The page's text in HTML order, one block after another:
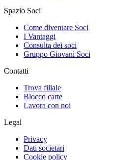
Spazio Soci
Come diventare Soci
I Vantaggi
Consulta dei soci
Gruppo Giovani Soci
Contatti
Trova filiale
Blocco carte
Lavora con noi
Legal
Privacy
Dati societari
Cookie policy